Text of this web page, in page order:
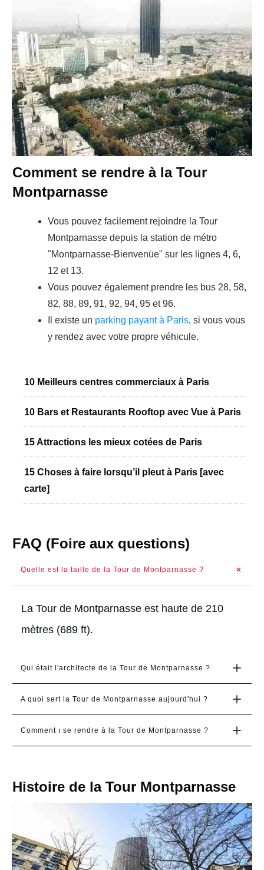
Comment se rendre à la Tour
Montparnasse
Vous pouvez facilement rejoindre la Tour
Montparnasse depuis la station de métro
"Montparnasse-Bienvenüe" sur les lignes 4, 6,
12 et 13.
Vous pouvez également prendre les bus 28, 58,
82, 88, 89, 91, 92, 94, 95 et 96.
Il existe un parking payant à Paris, si vous vous
y rendez avec votre propre véhicule.
10 Meilleurs centres commerciaux à Paris
10 Bars et Restaurants Rooftop avec Vue à Paris
15 Attractions les mieux cotées de Paris
15 Choses à faire lorsqu’il pleut à Paris [avec
carte]
FAQ (Foire aux questions)
Quelle est la taille de la Tour de Montparnasse ?
La Tour de Montparnasse est haute de 210
mètres (689 ft).
Qui était l'architecte de la Tour de Montparnasse ?
A quoi sert la Tour de Montparnasse aujourd'hui ?
Comment ı se rendre à la Tour de Montparnasse ?
Histoire de la Tour Montparnasse